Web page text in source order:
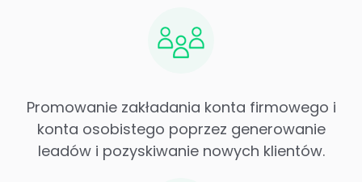
Promowanie zakładania konta firmowego i
konta osobistego poprzez generowanie
leadów i pozyskiwanie nowych klientów.